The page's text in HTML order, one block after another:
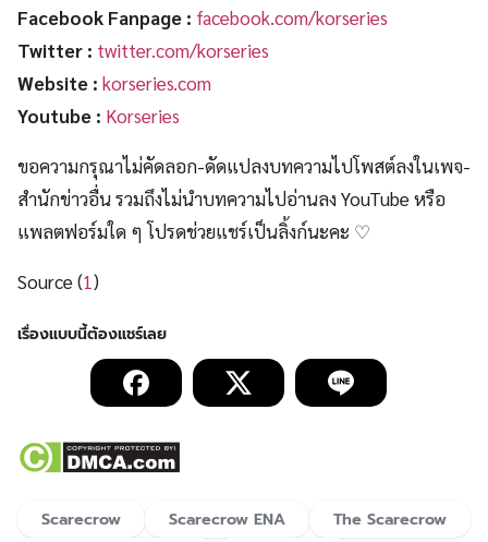
Facebook Fanpage : facebook.com/korseries
Twitter : twitter.com/korseries
Website : korseries.com
Youtube : Korseries
ขอความกรุณาไม่คัดลอก-ดัดแปลงบทความไปโพสต์ลงในเพจ-
สำนักข่าวอื่น รวมถึงไม่นำบทความไปอ่านลง YouTube หรือ
แพลตฟอร์มใด ๆ โปรดช่วยแชร์เป็นลิ้งก์นะคะ ♡
Source (1)
Scarecrow Scarecrow ENA
The Scarecrow